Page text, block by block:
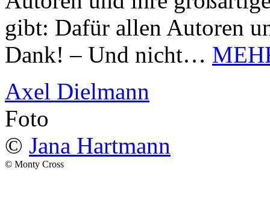
gibt: Dafür allen Autoren
Dank! – Und nicht…
Axel Dielmann
Foto
© Jana Hartmann
© Monty Cross